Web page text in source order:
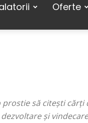
Oferte
să citești cărți
și